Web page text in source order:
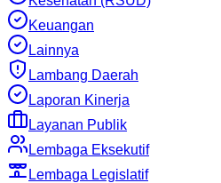
Keuangan
Lainnya
Lambang Daerah
Laporan Kinerja
Layanan Publik
Lembaga Eksekutif
Lembaga Legislatif